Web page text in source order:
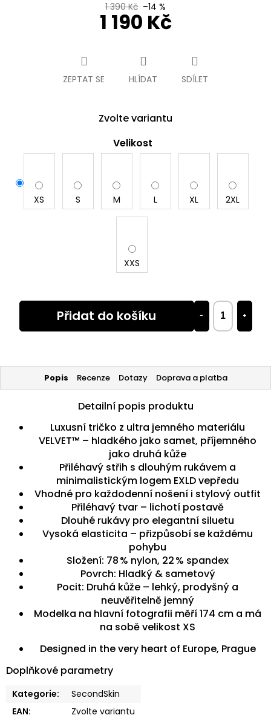
1 390 Kč –14 %
1 190 Kč
Zvolte variantu
Velikost
XS S M L XL 2XL
XXS
+
−
Přidat do košíku
ZEPTAT SE HLÍDAT SDÍLET
Popis Recenze Dotazy Doprava a platba
Detailní popis produktu
Luxusní tričko z ultra jemného materiálu
VELVET™ – hladkého jako samet, příjemného
jako druhá kůže
Přiléhavý střih s dlouhým rukávem a
minimalistickým logem EXLD vepředu
Vhodné pro každodenní nošení i stylový outfit
Přiléhavý tvar – lichotí postavě
Dlouhé rukávy pro elegantní siluetu
Vysoká elasticita – přizpůsobí se každému
pohybu
Složení: 78 % nylon, 22 % spandex
Povrch: Hladký & sametový
Pocit: Druhá kůže – lehký, prodyšný a
neuvěřitelně jemný
Modelka na hlavní fotografii měří 174 cm a má
na sobě velikost XS
Designed in the very heart of Europe, Prague
Doplňkové parametry
Kategorie:
SecondSkin
EAN:
Zvolte variantu